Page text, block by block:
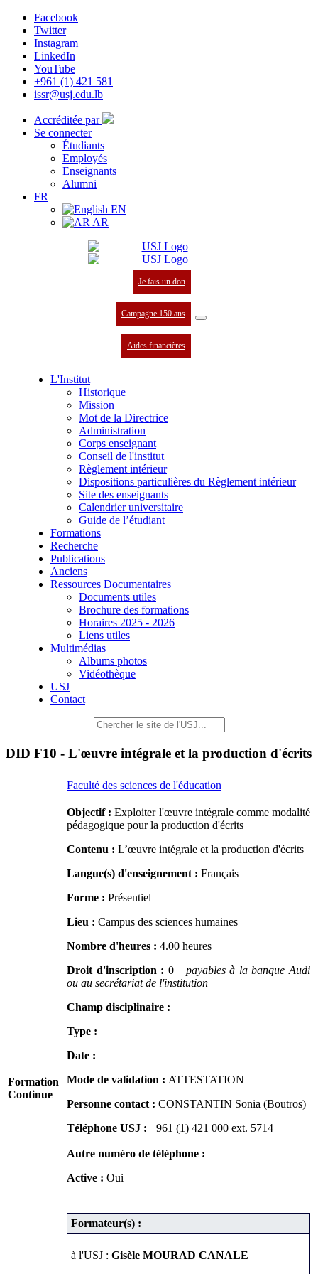
Facebook
Twitter
Instagram
LinkedIn
YouTube
+961 (1) 421 581
issr@usj.edu.lb
Accréditée par
Se connecter
Étudiants
Employés
Enseignants
Alumni
FR
EN
AR
Je fais un don
Campagne 150 ans
Aides financières
L'Institut
Historique
Mission
Mot de la Directrice
Administration
Corps enseignant
Conseil de l'institut
Règlement intérieur
Dispositions particulières du Règlement intérieur
Site des enseignants
Calendrier universitaire
Guide de l’étudiant
Formations
Recherche
Publications
Anciens
Ressources Documentaires
Documents utiles
Brochure des formations
Horaires 2025 - 2026
Liens utiles
Multimédias
Albums photos
Vidéothèque
USJ
Contact
DID F10 - L'œuvre intégrale et la production d'écrits
Faculté des sciences de l'éducation
Formation
Continue
Objectif :Exploiter l'œuvre intégrale comme modalité
pédagogique pour la production d'écrits
Contenu : L’œuvre intégrale et la production d'écrits
Langue(s) d'enseignement : Français
Forme : Présentiel
Lieu : Campus des sciences humaines
Nombre d'heures : 4.00 heures
Droit d'inscription : 0 payables à la banque Audi
ou au secrétariat de l'institution
Champ disciplinaire :
Type :
Date :
Mode de validation : ATTESTATION
Personne contact : CONSTANTIN Sonia (Boutros)
Téléphone USJ : +961 (1) 421 000 ext. 5714
Autre numéro de téléphone :
Active : Oui
Formateur(s) :
à l'USJ : Gisèle MOURAD CANALE